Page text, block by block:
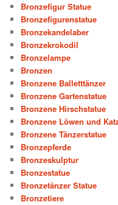
Bronzefigur Statue
Bronzefigurenstatue
Bronzekandelaber
Bronzekrokodil
Bronzelampe
Bronzen
Bronzene Balletttänzer
Bronzene Gartenstatue
Bronzene Hirschstatue
Bronzene Löwen und
Bronzene Tänzerstatue
Bronzepferde
Bronzeskulptur
Bronzestatue
Bronzetänzer Statue
Bronzetiere